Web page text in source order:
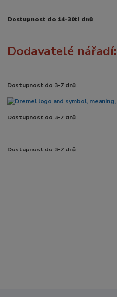
Dostupnost do 14-30ti dnů
Dodavatelé nářadí:
Dostupnost do 3-7 dnů
Dostupnost do 3-7 dnů
Dostupnost do 3-7 dnů